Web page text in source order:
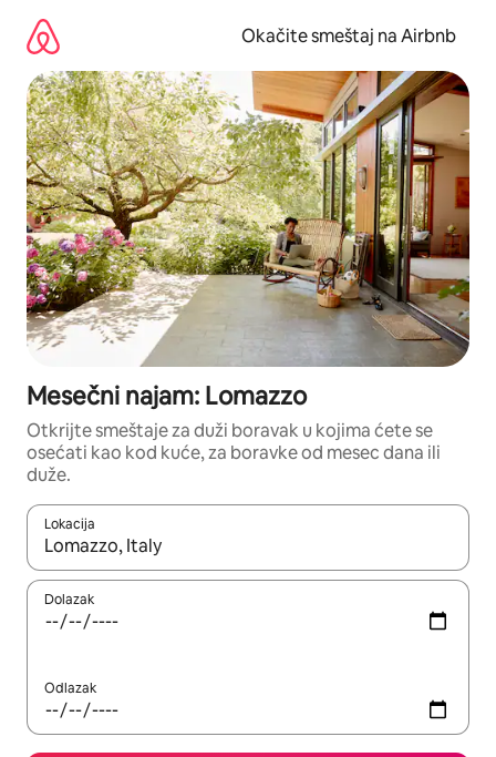
sadržaj
Okačite smeštaj na Airbnb
Mesečni najam: Lomazzo
Otkrijte smeštaje za duži boravak u kojima ćete se
osećati kao kod kuće, za boravke od mesec dana ili
duže.
Lokacija
Kad su rezultati dostupni, možete da se krećete kroz njih
Dolazak
Odlazak